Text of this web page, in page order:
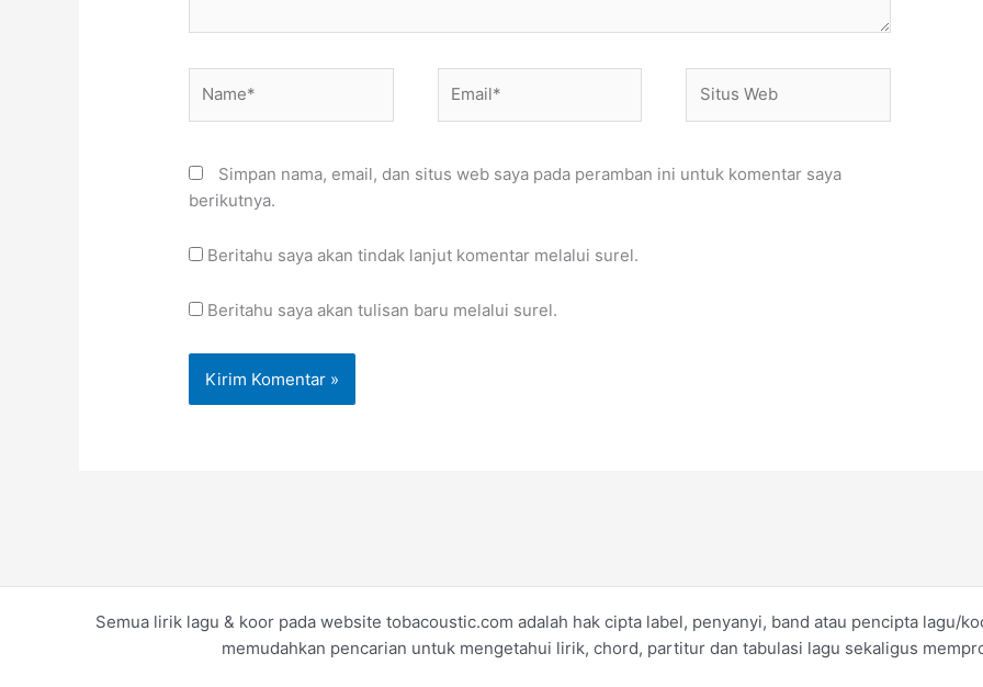
Web
Simpan nama, email, dan situs web saya pada peramban ini untuk komentar saya
berikutnya.
Beritahu saya akan tindak lanjut komentar melalui surel.
Beritahu saya akan tulisan baru melalui surel.
Semua lirik lagu & koor pada website tobacoustic.com adalah hak cipta label, penyanyi, band atau pencipta lagu/
memudahkan pencarian untuk mengetahui lirik, chord, partitur dan tabulasi lagu sekaligus